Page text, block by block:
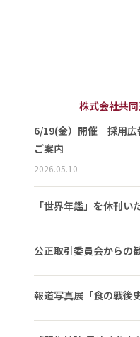
株式会社共
6/19(金）開催 採用広
ご案内
2026.05.10
「世界年鑑」を休刊い
公正取引委員会からの
報道写真展「食の戦後